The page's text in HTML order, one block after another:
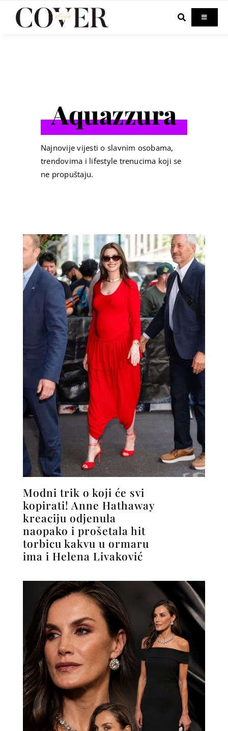
Toggle
Aquazzura
Najnovije vijesti o slavnim osobama,
trendovima i lifestyle trenucima koji se
ne propuštaju.
Modni trik o koji će svi
kopirati! Anne Hathaway
kreaciju odjenula
naopako i prošetala hit
torbicu kakvu u ormaru
ima i Helena Livaković